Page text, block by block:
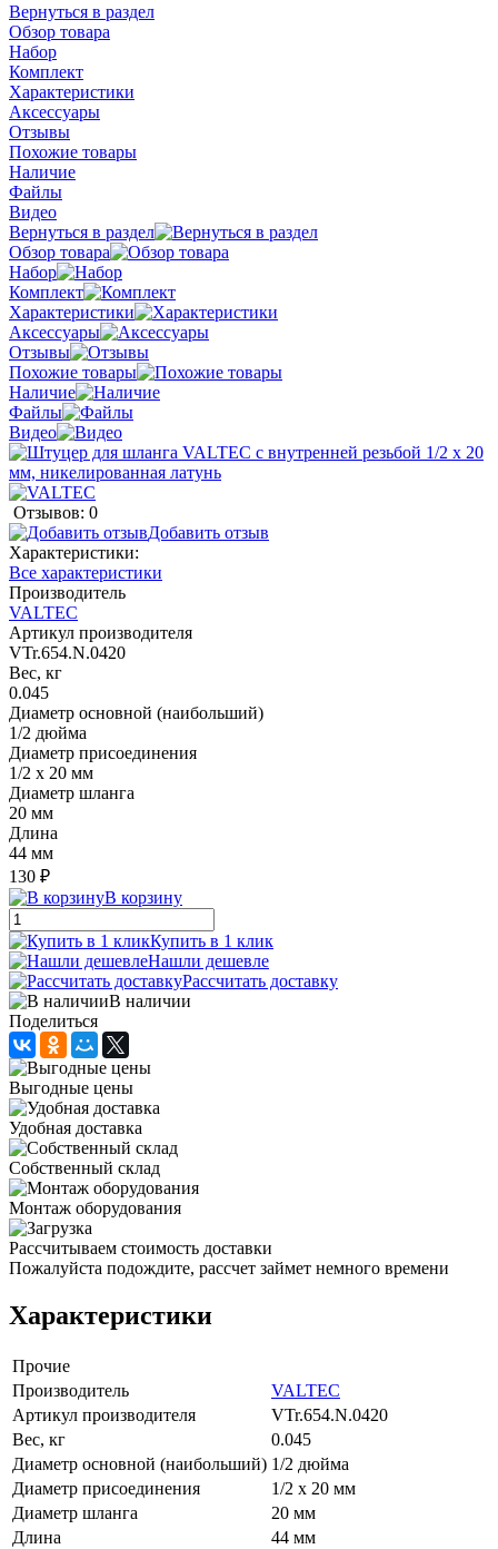
Вернуться в раздел
Обзор товара
Набор
Комплект
Характеристики
Аксессуары
Отзывы
Похожие товары
Наличие
Файлы
Видео
Вернуться в раздел
Обзор товара
Набор
Комплект
Характеристики
Аксессуары
Отзывы
Похожие товары
Наличие
Файлы
Видео
Отзывов: 0
Добавить отзыв
Характеристики:
Все характеристики
Производитель
VALTEC
Артикул производителя
VTr.654.N.0420
Вес, кг
0.045
Диаметр основной (наибольший)
1/2 дюйма
Диаметр присоединения
1/2 х 20 мм
Диаметр шланга
20 мм
Длина
44 мм
130 ₽
В корзину
Купить в 1 клик
Нашли дешевле
Рассчитать доставку
В наличии
Поделиться
Выгодные цены
Удобная доставка
Собственный склад
Монтаж оборудования
Рассчитываем стоимость доставки
Пожалуйста подождите, рассчет займет немного времени
Характеристики
Прочие
Производитель
VALTEC
Артикул производителя
VTr.654.N.0420
Вес, кг
0.045
Диаметр основной (наибольший) 1/2 дюйма
Диаметр присоединения
1/2 х 20 мм
Диаметр шланга
20 мм
Длина
44 мм